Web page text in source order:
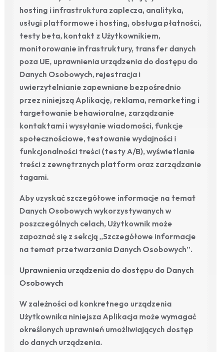
hosting i infrastruktura zaplecza, analityka,
usługi platformowe i hosting, obsługa płatności,
testy beta, kontakt z Użytkownikiem,
monitorowanie infrastruktury, transfer danych
poza UE, uprawnienia urządzenia do dostępu do
Danych Osobowych, rejestracja i
uwierzytelnianie zapewniane bezpośrednio
przez niniejszą Aplikację, reklama, remarketing i
targetowanie behawioralne, zarządzanie
kontaktami i wysyłanie wiadomości, funkcje
społecznościowe, testowanie wydajności i
funkcjonalności treści (testy A/B), wyświetlanie
treści z zewnętrznych platform oraz zarządzanie
tagami.
Aby uzyskać szczegółowe informacje na temat
Danych Osobowych wykorzystywanych w
poszczególnych celach, Użytkownik może
zapoznać się z sekcją „Szczegółowe informacje
na temat przetwarzania Danych Osobowych”.
Uprawnienia urządzenia do dostępu do Danych
Osobowych
W zależności od konkretnego urządzenia
Użytkownika niniejsza Aplikacja może wymagać
określonych uprawnień umożliwiających dostęp
do danych urządzenia.